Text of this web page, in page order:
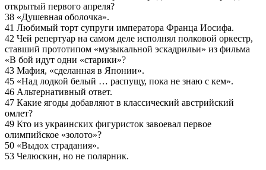
открытый первого апреля?
38 «Душевная оболочка».
41 Любимый торт супруги императора Франца Иосифа.
42 Чей репертуар на самом деле исполнял полковой оркестр,
ставший прототипом «музыкальной эскадрильи» из фильма
«В бой идут одни «старики»?
43 Мафия, «сделанная в Японии».
45 «Над лодкой белый … распущу, пока не знаю с кем».
46 Альтернативный ответ.
47 Какие ягоды добавляют в классический австрийский
омлет?
49 Кто из украинских фигуристок завоевал первое
олимпийское «золото»?
50 «Выдох страдания».
53 Челюскин, но не полярник.